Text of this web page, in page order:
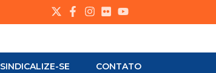
SINDICALIZE-SE CONTATO